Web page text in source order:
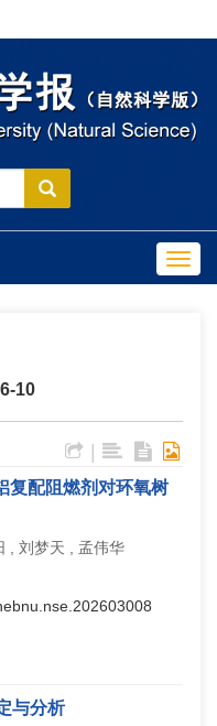
10
复配阻燃剂对环氧树
, 刘梦天 , 孟伟华
与分析